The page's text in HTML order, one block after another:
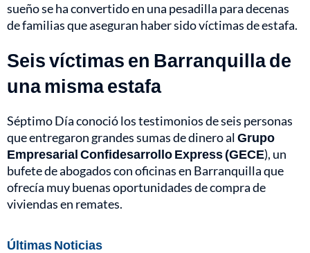
sueño se ha convertido en una pesadilla para decenas
de familias que aseguran haber sido víctimas de estafa.
Seis víctimas en Barranquilla de
una misma estafa
Séptimo Día conoció los testimonios de seis personas
que entregaron grandes sumas de dinero alGrupo
Empresarial Confidesarrollo Express (GECE), un
bufete de abogados con oficinas en Barranquilla que
ofrecía muy buenas oportunidades de compra de
viviendas en remates.
Últimas Noticias